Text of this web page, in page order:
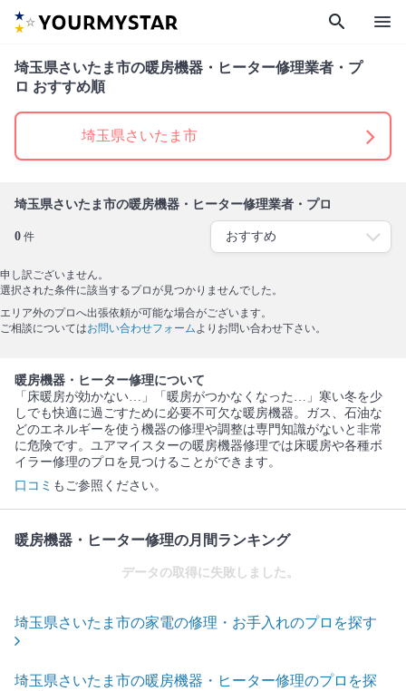
search menu
埼玉県さいたま市の暖房機器・ヒーター修理業者・プ
ロ おすすめ順
埼玉県さいたま市
埼玉県さいたま市の暖房機器・ヒーター修理業者・プロ
0 件
申し訳ございません。
選択された条件に該当するプロが見つかりませんでした。
エリア外のプロへ出張依頼が可能な場合がございます。
ご相談についてはお問い合わせフォームよりお問い合わせ下さい。
暖房機器・ヒーター修理について
「床暖房が効かない…」「暖房がつかなくなった…」寒い冬を少
しでも快適に過ごすために必要不可欠な暖房機器。ガス、石油な
どのエネルギーを使う機器の修理や調整は専門知識がないと非常
に危険です。ユアマイスターの暖房機器修理では床暖房や各種ボ
イラー修理のプロを見つけることができます。
口コミ もご参照ください。
暖房機器・ヒーター修理の月間ランキング
データの取得に失敗しました。
埼玉県さいたま市の家電の修理・お手入れのプロを探す
埼玉県さいたま市の暖房機器・ヒーター修理のプロを探